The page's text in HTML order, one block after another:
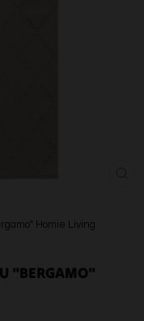
Homie Living
"BERGAMO"